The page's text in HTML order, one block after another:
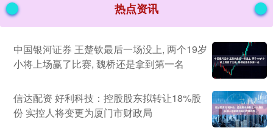
热点资讯
中国银河证券 王楚钦最后一场没上, 两个19岁
小将上场赢了比赛, 魏桥还是拿到第一名
信达配资 好利科技：控股股东拟转让18%股
份 实控人将变更为厦门市财政局